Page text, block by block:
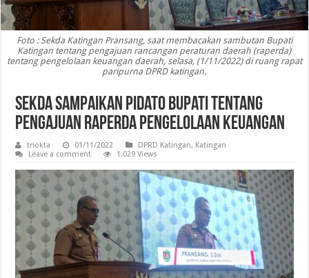
Foto : Sekda Katingan Pransang, saat membacakan sambutan Bupati
Katingan tentang pengajuan rancangan peraturan daerah (raperda)
tentang pengelolaan keuangan daerah, selasa, (1/11/2022) di ruang rapat
paripurna DPRD katingan.
Sekda Sampaikan Pidato Bupati Tentang
Pengajuan Raperda Pengelolaan Keuangan
triokta 01/11/2022 DPRD Katingan, Katingan
Leave a comment
1,029 Views